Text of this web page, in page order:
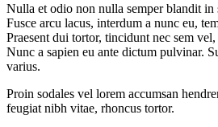
Nulla et odio non nulla semper blandit
Fusce arcu lacus, interdum a nunc eu,
Praesent dui tortor, tincidunt nec sem
Nunc a sapien eu ante dictum pulvinar.
varius.
Proin sodales vel lorem accumsan
feugiat nibh vitae, rhoncus tortor.